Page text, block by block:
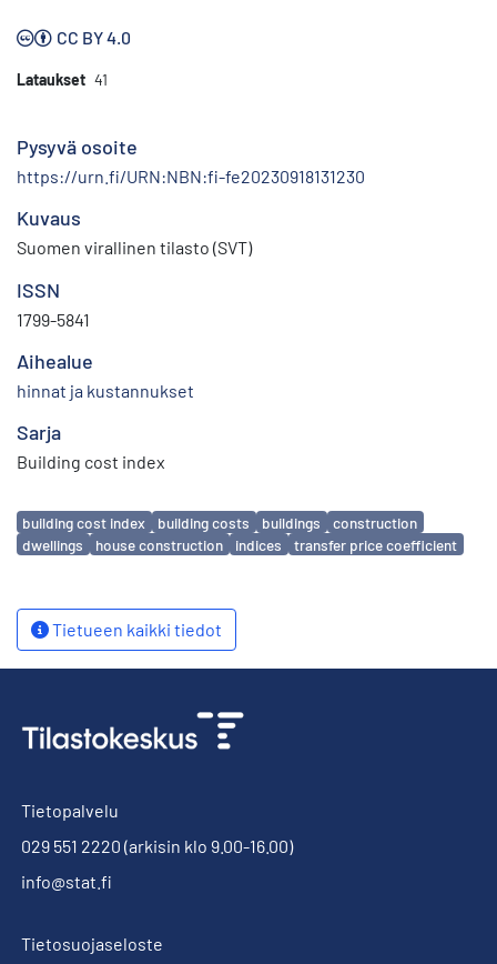
CC BY 4.0
Lataukset 41
Pysyvä osoite
https://urn.fi/URN:NBN:fi-fe20230918131230
Kuvaus
Suomen virallinen tilasto (SVT)
ISSN
1799-5841
Aihealue
hinnat ja kustannukset
Sarja
Building cost index
Avainsanat
building cost index building costs buildings
construction
dwellings
house construction indices transfer price coefficient
Tietueen kaikki tiedot
Tietopalvelu
029 551 2220 (arkisin klo 9.00-16.00)
info@stat.fi
Tietosuojaseloste